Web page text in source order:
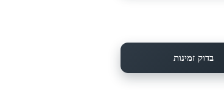
בדוק זמינות